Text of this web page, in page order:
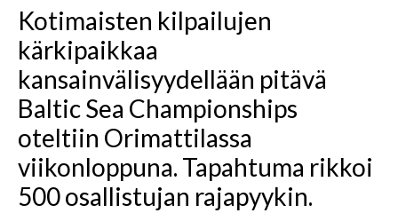
Kotimaisten kilpailujen
kärkipaikkaa
kansainvälisyydellään pitävä
Baltic Sea Championships
oteltiin Orimattilassa
viikonloppuna. Tapahtuma rikkoi
500 osallistujan rajapyykin.